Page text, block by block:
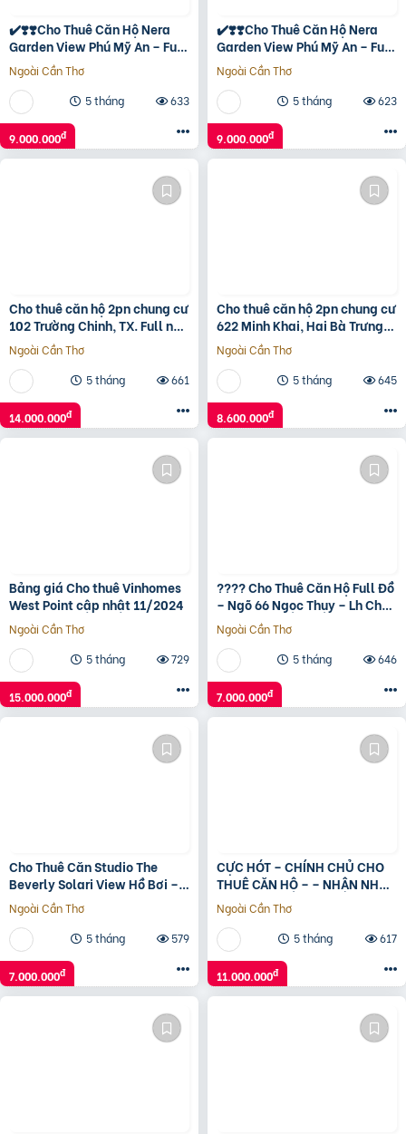
✔️❣️❣️Cho Thuê Căn Hộ Nera
Garden View Phú Mỹ An – Full
Nội Thất Xịn Xò
Ngoài Cần Thơ
5 tháng
633
9.000.000đ
✔️❣️❣️Cho Thuê Căn Hộ Nera
Garden View Phú Mỹ An – Full
Nội Thất Xịn Xò
Ngoài Cần Thơ
5 tháng
623
9.000.000đ
Cho thuê căn hộ 2pn chung cư
102 Trường Chinh, TX. Full nội
thất
Ngoài Cần Thơ
5 tháng
661
14.000.000đ
Cho thuê căn hộ 2pn chung cư
622 Minh Khai, Hai Bà Trưng.
Giá 8.x Triệu
Ngoài Cần Thơ
5 tháng
645
8.600.000đ
Bảng giá Cho thuê Vinhomes
West Point cập nhật 11/2024
Ngoài Cần Thơ
5 tháng
729
15.000.000đ
???? Cho Thuê Căn Hộ Full Đồ
– Ngõ 66 Ngọc Thụy – Lh Chủ
Nhà 0936 072 396
Ngoài Cần Thơ
5 tháng
646
7.000.000đ
Cho Thuê Căn Studio The
Beverly Solari View Hồ Bơi –
Full Nội Thất Mới, Ở Ngay
Ngoài Cần Thơ
5 tháng
579
7.000.000đ
CỰC HÓT – CHÍNH CHỦ CHO
THUÊ CĂN HỘ – – NHẬN NHÀ
NGAY – Nam từ Liêm ,Hà Nội
Ngoài Cần Thơ
5 tháng
617
11.000.000đ